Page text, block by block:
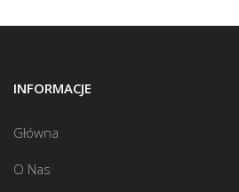
INFORMACJE
Główna
O Nas